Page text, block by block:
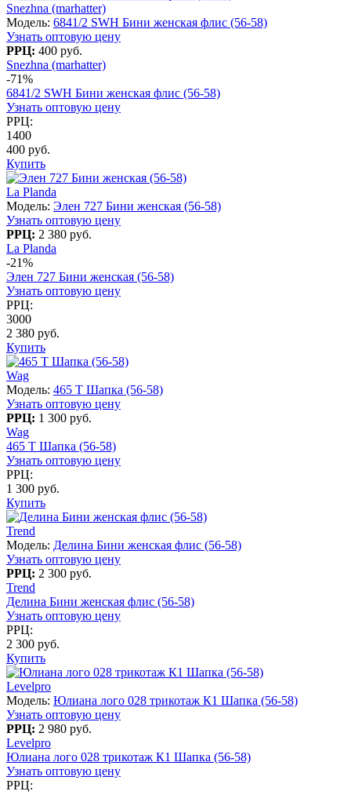
Snezhna (marhatter)
Модель: 6841/2 SWH Бини женская флис (56-58)
Узнать оптовую цену
РРЦ: 400 руб.
Snezhna (marhatter)
-71%
6841/2 SWH Бини женская флис (56-58)
Узнать оптовую цену
РРЦ:
1400
400 руб.
Купить
La Planda
Модель: Элен 727 Бини женская (56-58)
Узнать оптовую цену
РРЦ: 2 380 руб.
La Planda
-21%
Элен 727 Бини женская (56-58)
Узнать оптовую цену
РРЦ:
3000
2 380 руб.
Купить
Wag
Модель: 465 T Шапка (56-58)
Узнать оптовую цену
РРЦ: 1 300 руб.
Wag
465 T Шапка (56-58)
Узнать оптовую цену
РРЦ:
1 300 руб.
Купить
Trend
Модель: Делина Бини женская флис (56-58)
Узнать оптовую цену
РРЦ: 2 300 руб.
Trend
Делина Бини женская флис (56-58)
Узнать оптовую цену
РРЦ:
2 300 руб.
Купить
Levelpro
Модель: Юлиана лого 028 трикотаж К1 Шапка (56-58)
Узнать оптовую цену
РРЦ: 2 980 руб.
Levelpro
Юлиана лого 028 трикотаж К1 Шапка (56-58)
Узнать оптовую цену
РРЦ: